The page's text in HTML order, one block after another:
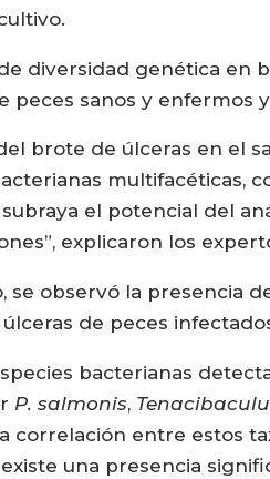
diversidad genética en
peces sanos y enfermos
brote de úlceras en el
multifacéticas,
el potencial del
explicaron los
se observó la presencia
de peces
bacterianas
P. salmonis,
correlación entre estos
una presencia